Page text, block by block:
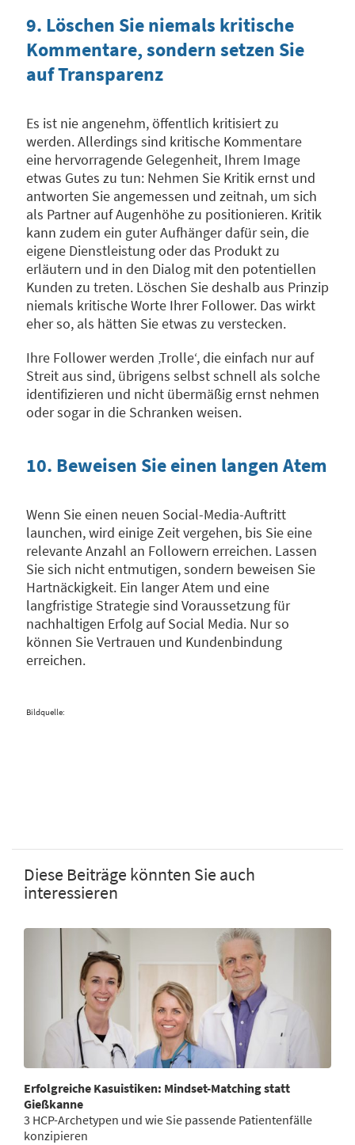
9. Löschen Sie niemals kritische
Kommentare, sondern setzen Sie
auf Transparenz
Es ist nie angenehm, öffentlich kritisiert zu
werden. Allerdings sind kritische Kommentare
eine hervorragende Gelegenheit, Ihrem Image
etwas Gutes zu tun: Nehmen Sie Kritik ernst und
antworten Sie angemessen und zeitnah, um sich
als Partner auf Augenhöhe zu positionieren. Kritik
kann zudem ein guter Aufhänger dafür sein, die
eigene Dienstleistung oder das Produkt zu
erläutern und in den Dialog mit den potentiellen
Kunden zu treten. Löschen Sie deshalb aus Prinzip
niemals kritische Worte Ihrer Follower. Das wirkt
eher so, als hätten Sie etwas zu verstecken.
Ihre Follower werden ‚Trolle‘, die einfach nur auf
Streit aus sind, übrigens selbst schnell als solche
identifizieren und nicht übermäßig ernst nehmen
oder sogar in die Schranken weisen.
10. Beweisen Sie einen langen Atem
Wenn Sie einen neuen Social-Media-Auftritt
launchen, wird einige Zeit vergehen, bis Sie eine
relevante Anzahl an Followern erreichen. Lassen
Sie sich nicht entmutigen, sondern beweisen Sie
Hartnäckigkeit. Ein langer Atem und eine
langfristige Strategie sind Voraussetzung für
nachhaltigen Erfolg auf Social Media. Nur so
können Sie Vertrauen und Kundenbindung
erreichen.
Bildquelle:
Diese Beiträge könnten Sie auch
interessieren
Erfolgreiche Kasuistiken: Mindset-Matching statt
Gießkanne
3 HCP-Archetypen und wie Sie passende Patientenfälle
konzipieren